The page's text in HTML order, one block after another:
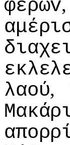
φέρωv
λαoύ,